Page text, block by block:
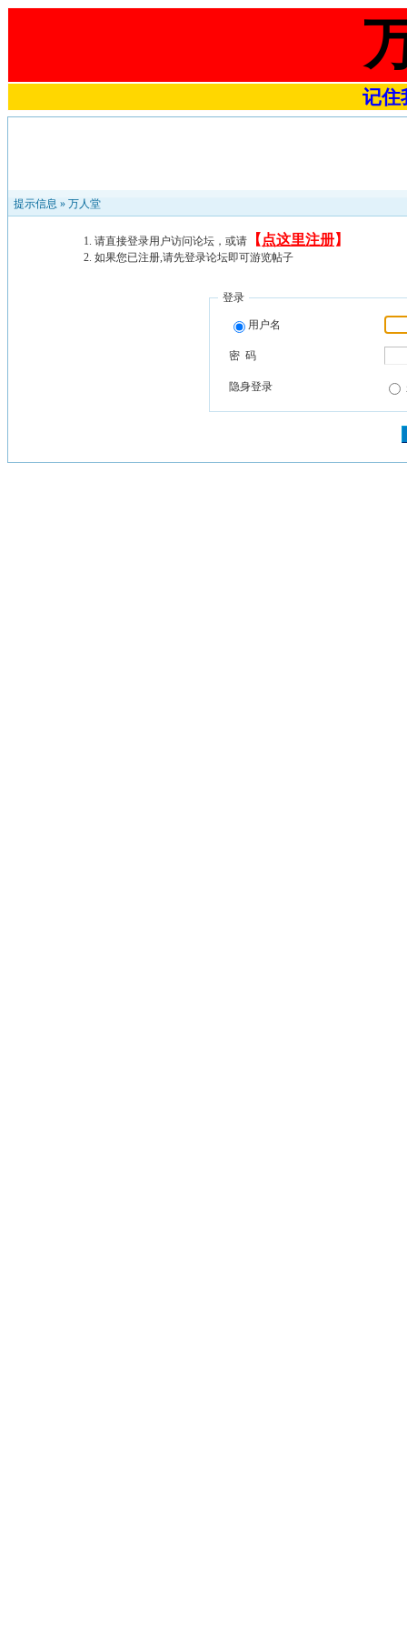
记住
提示信息 » 万人堂
请直接登录用户访问论坛，或请 【 点这里注册】
如果您已注册,请先登录论坛即可游览帖子
登录
用户名
密 码
隐身登录